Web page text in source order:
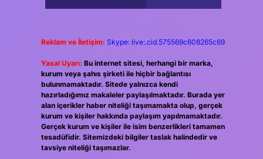
Reklam ve İletişim: Skype: live:.cid.575569c608265c69
Yasal Uyarı: Bu internet sitesi, herhangi bir marka,
kurum veya şahıs şirketi ile hiçbir bağlantısı
bulunmamaktadır. Sitede yalnızca kendi
hazırladığımız makaleler paylaşılmaktadır. Burada yer
alan içerikler haber niteliği taşımamakta olup, gerçek
kurum ve kişiler hakkında paylaşım yapılmamaktadır.
Gerçek kurum ve kişiler ile isim benzerlikleri tamamen
tesadüfidir. Sitemizdeki bilgiler taslak halindedir ve
tavsiye niteliği taşımazlar.